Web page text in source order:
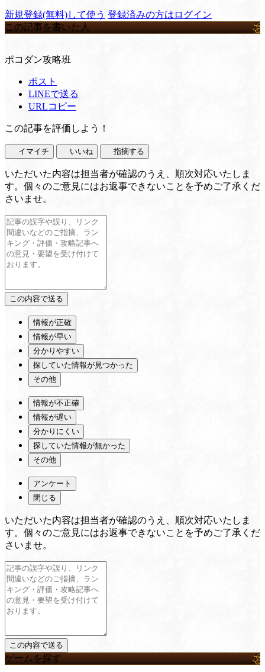
新規登録(無料)して使う 登録済みの方はログイン
この記事を書いた人
ポコダン攻略班
ポスト
LINEで送る
URLコピー
この記事を評価しよう！
イマイチ いいね 指摘する
いただいた内容は担当者が確認のうえ、順次対応いたしま
す。個々のご意見にはお返事できないことを予めご了承くだ
さいませ。
情報が正確
情報が早い
分かりやすい
探していた情報が見つかった
その他
情報が不正確
情報が遅い
分かりにくい
探していた情報が無かった
その他
アンケート
閉じる
いただいた内容は担当者が確認のうえ、順次対応いたしま
す。個々のご意見にはお返事できないことを予めご了承くだ
さいませ。
ゲームを探す